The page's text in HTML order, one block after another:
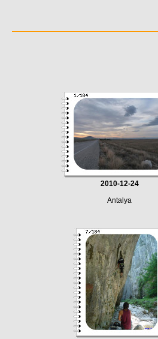
2010-12-24
Antalya